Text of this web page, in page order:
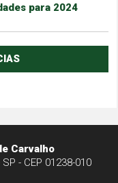
para 2024
Carvalho
- CEP 01238-010